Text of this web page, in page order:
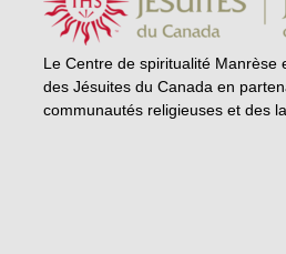
Le Centre de spiritualité
des Jésuites du Canada en
communautés religieuses et des